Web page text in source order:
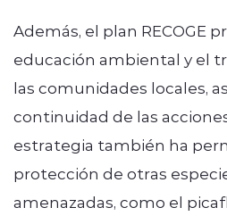
Además, el plan RECOGE
educación ambiental y el
las comunidades locales,
continuidad de las
estrategia también ha
protección de otras
amenazadas, como el